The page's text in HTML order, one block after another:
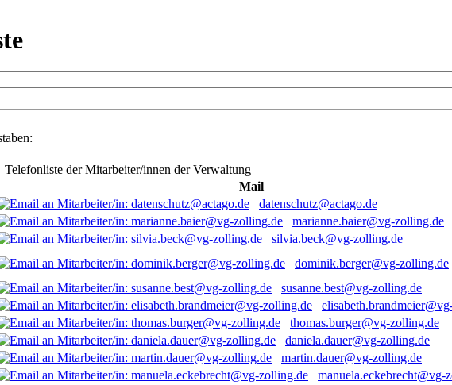
Telefonliste der Mitarbeiter/innen der Verwaltung
Mail
datenschutz@actago.de
marianne.baier@vg-zolling.de
silvia.beck@vg-zolling.de
dominik.berger@vg-zolling.de
susanne.best@vg-zolling.de
thomas.burger@vg-zolling.de
daniela.dauer@vg-zolling.de
martin.dauer@vg-zolling.de
manuela.eckebrecht@vg-